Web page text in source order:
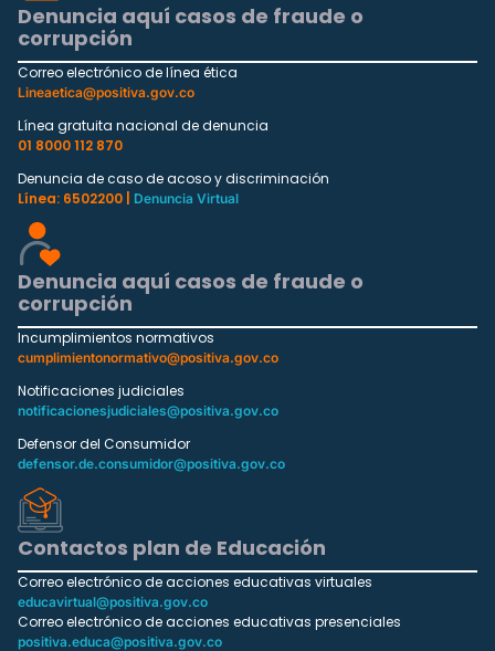
Denuncia aquí casos de fraude o
corrupción
Correo electrónico de línea ética
Lineaetica@positiva.gov.co
Línea gratuita nacional de denuncia
01 8000 112 870
Denuncia de caso de acoso y discriminación
Línea: 6502200 |
Denuncia Virtual
Denuncia aquí casos de fraude o
corrupción
Incumplimientos normativos
cumplimientonormativo@positiva.gov.co
Notificaciones judiciales
notificacionesjudiciales@positiva.gov.co
Defensor del Consumidor
defensor.de.consumidor@positiva.gov.co
Contactos plan de Educación
Correo electrónico de acciones educativas virtuales
educavirtual@positiva.gov.co
Correo electrónico de acciones educativas presenciales
positiva.educa@positiva.gov.co